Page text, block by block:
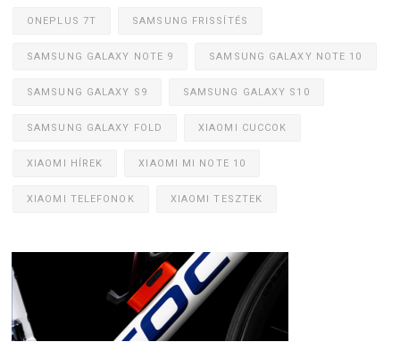
ONEPLUS 7T SAMSUNG FRISSÍTÉS
SAMSUNG GALAXY NOTE 9 SAMSUNG GALAXY NOTE 10
SAMSUNG GALAXY S9 SAMSUNG GALAXY S10
SAMSUNG GALAXY FOLD XIAOMI CUCCOK
XIAOMI HÍREK XIAOMI MI NOTE 10
XIAOMI TELEFONOK XIAOMI TESZTEK